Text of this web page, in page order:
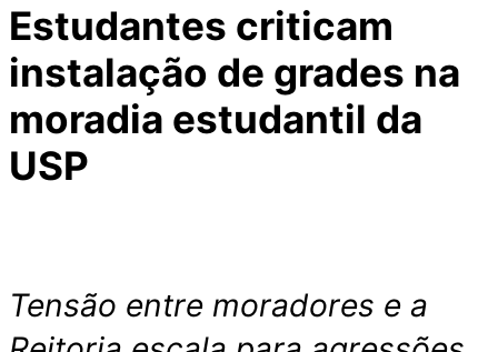
Estudantes criticam
instalação de grades na
moradia estudantil da
USP
Tensão entre moradores e a